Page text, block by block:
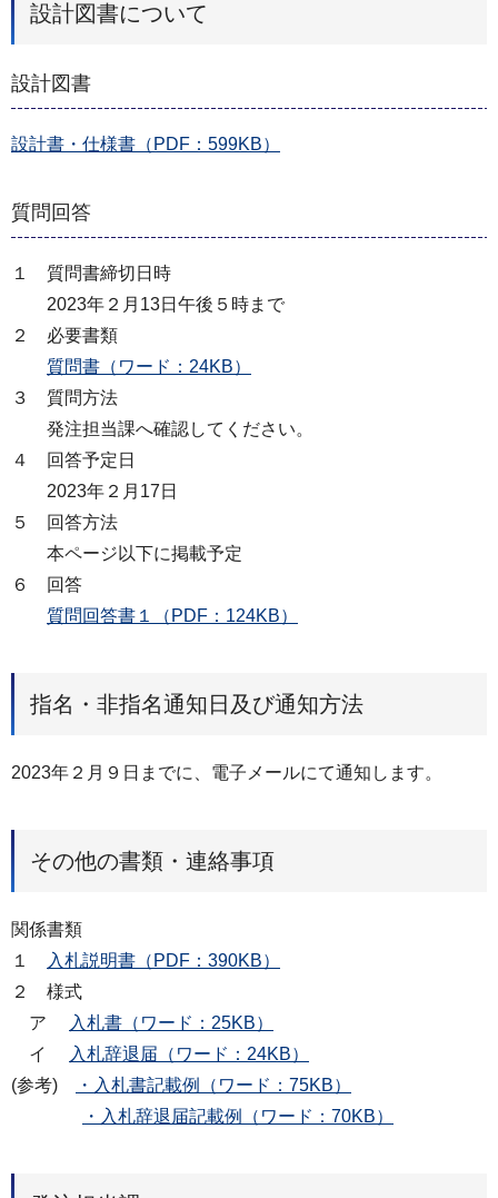
設計図書について
設計図書
設計書・仕様書（PDF：599KB）
質問回答
１ 質問書締切日時
2023年２月13日午後５時まで
２ 必要書類
質問書（ワード：24KB）
３ 質問方法
発注担当課へ確認してください。
４ 回答予定日
2023年２月17日
５ 回答方法
本ページ以下に掲載予定
６ 回答
質問回答書１（PDF：124KB）
指名・非指名通知日及び通知方法
2023年２月９日までに、電子メールにて通知します。
その他の書類・連絡事項
関係書類
１
入札説明書（PDF：390KB）
２ 様式
ア
入札書（ワード：25KB）
イ
入札辞退届（ワード：24KB）
(参考)
・入札書記載例（ワード：75KB）
・入札辞退届記載例（ワード：70KB）